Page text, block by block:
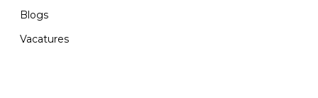
Blogs
Vacatures